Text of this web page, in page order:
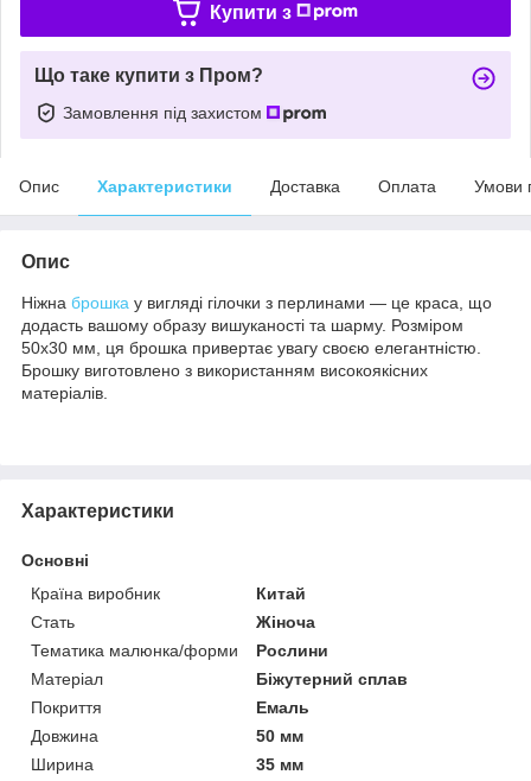
Купити з
Що таке купити з Пром?
Замовлення під захистом
Опис Характеристики Доставка Оплата Умови
Опис
Ніжна брошка у вигляді гілочки з перлинами — це краса, що
додасть вашому образу вишуканості та шарму. Розміром
50х30 мм, ця брошка привертає увагу своєю елегантністю.
Брошку виготовлено з використанням високоякісних
матеріалів.
Характеристики
Основні
Країна виробник
Китай
Стать
Жіноча
Тематика малюнка/форми
Рослини
Матеріал
Біжутерний сплав
Покриття
Емаль
Довжина
50 мм
Ширина
35 мм